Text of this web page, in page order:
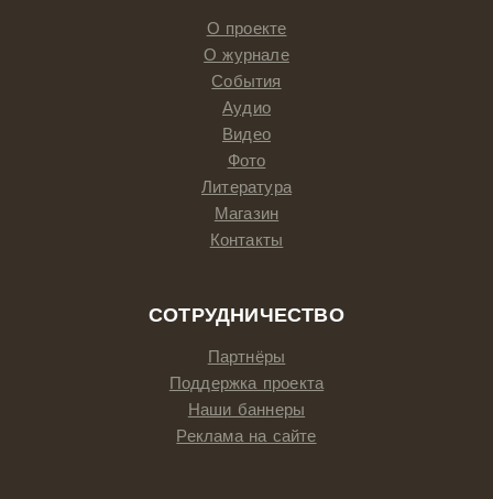
О проекте
О журнале
События
Аудио
Видео
Фото
Литература
Магазин
Контакты
СОТРУДНИЧЕСТВО
Партнёры
Поддержка проекта
Наши баннеры
Реклама на сайте